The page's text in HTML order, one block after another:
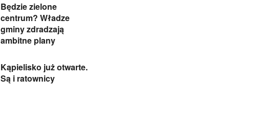
Będzie zielone
centrum? Władze
gminy zdradzają
ambitne plany
Kąpielisko już otwarte.
Są i ratownicy